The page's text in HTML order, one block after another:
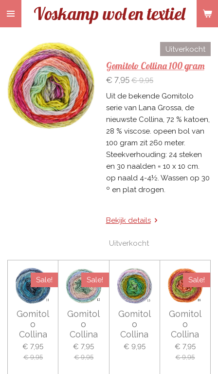
Ga
hoofdinhoud
Voskamp wolen textiel
Uitverkocht
Gomitolo Collina 100 gram
€ 7,95 € 9,95
Uit de bekende Gomitolo
serie van Lana Grossa, de
nieuwste Collina, 72 % katoen,
28 % viscose. opeen bol van
100 gram zit 260 meter.
Steekverhouding: 24 steken
en 30 naalden = 10 x 10 cm.
op naald 4-4½. Wassen op 30
º en plat drogen.
Bekijk details
Uitverkocht
Sale!
Gomitol
o
Collina
€ 7,95
€ 9,95
Sale!
Gomitol
o
Collina
€ 7,95
€ 9,95
Gomitol
o
Collina
€ 9,95
Sale!
Gomitol
o
Collina
€ 7,95
€ 9,95